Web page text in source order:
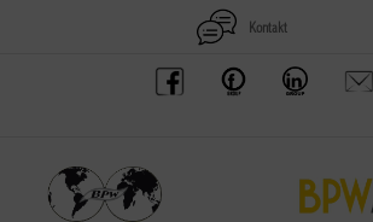
Kontakt
BPW
Austria
Offenes
Frauennetzwerk
BPW
Gruppe